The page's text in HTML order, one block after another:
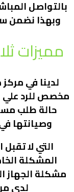
بالتواصل
وبهذا نضمن
مميزات
لدينا في
حالة طلب
وصيانتها
التي لا
المشكلة
مشكلة الجهاز
لدي